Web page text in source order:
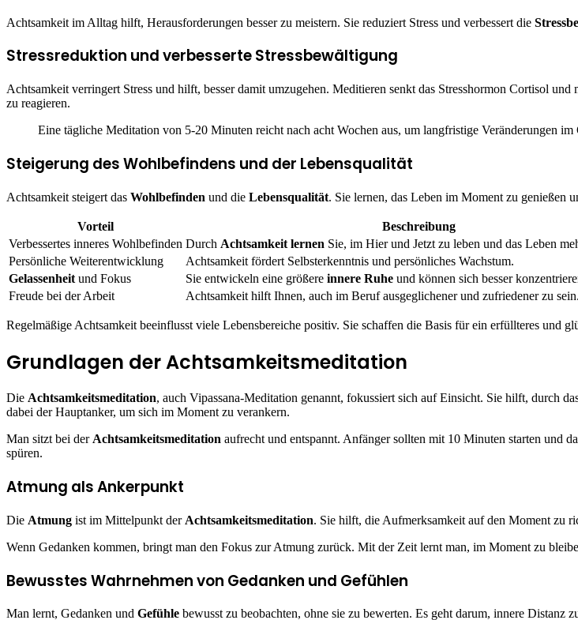
Achtsamkeit im Alltag hilft, Herausforderungen besser zu meistern. Sie reduziert Stress und verbessert die
Stressreduktion und verbesserte Stressbewältigung
Achtsamkeit verringert Stress und hilft, besser damit umzugehen. Meditieren senkt das Stresshormon Cortisol
zu reagieren.
Eine tägliche Meditation von 5-20 Minuten reicht nach acht Wochen aus, um langfristige Veränderungen
Steigerung des Wohlbefindens und der Lebensqualität
Achtsamkeit steigert das Wohlbefinden und die Lebensqualität. Sie lernen, das Leben im Moment zu genießen
Vorteil
Beschreibung
Verbessertes inneres Wohlbefinden Durch Achtsamkeit lernen Sie, im Hier und Jetzt zu leben und das Leben
Persönliche Weiterentwicklung
Achtsamkeit fördert Selbsterkenntnis und persönliches Wachstum.
Gelassenheit und Fokus Sie entwickeln eine größere innere Ruhe und können sich besser
Freude bei der Arbeit
Achtsamkeit hilft Ihnen, auch im Beruf ausgeglichener und zufriedener zu sein.
Regelmäßige Achtsamkeit beeinflusst viele Lebensbereiche positiv. Sie schaffen die Basis für ein erfüllteres und
Grundlagen der Achtsamkeitsmeditation
Die Achtsamkeitsmeditation, auch Vipassana-Meditation genannt, fokussiert sich auf Einsicht. Sie hilft, durch
dabei der Hauptanker, um sich im Moment zu verankern.
Man sitzt bei derAchtsamkeitsmeditation aufrecht und entspannt. Anfänger sollten mit 10 Minuten starten und
spüren.
Atmung als Ankerpunkt
Die Atmung ist im Mittelpunkt der Achtsamkeitsmeditation. Sie hilft, die Aufmerksamkeit auf den Moment zu
Wenn Gedanken kommen, bringt man den Fokus zur Atmung zurück. Mit der Zeit lernt man, im Moment zu
Bewusstes Wahrnehmen von Gedanken und Gefühlen
Man lernt, Gedanken und Gefühle bewusst zu beobachten, ohne sie zu bewerten. Es geht darum, innere Distanz